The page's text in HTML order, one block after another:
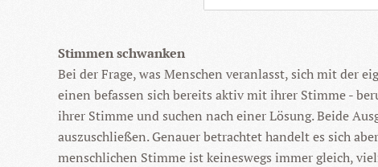
Stimmen schwanken
Bei der Frage, was Menschen veranlasst, sich mit der
einen befassen sich bereits aktiv mit ihrer Stimme -
ihrer Stimme und suchen nach einer Lösung. Beide
auszuschließen. Genauer betrachtet handelt es sich
menschlichen Stimme ist keineswegs immer gleich,